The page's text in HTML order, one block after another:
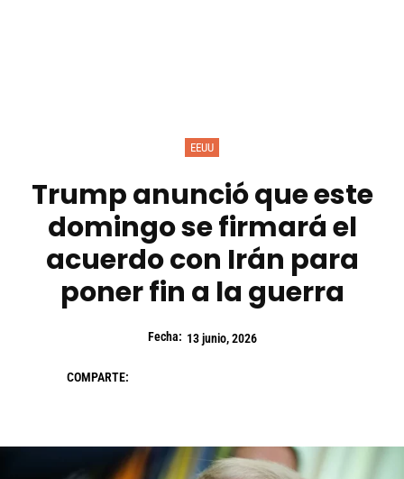
EEUU
Trump anunció que este
domingo se firmará el
acuerdo con Irán para
poner fin a la guerra
Fecha: 13 junio, 2026
COMPARTE: